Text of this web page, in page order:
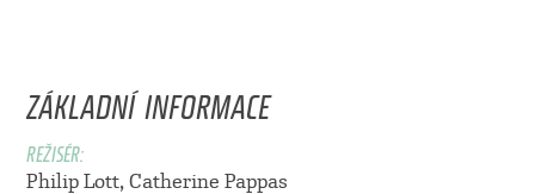
ZÁKLADNÍ INFORMACE
REŽISÉR:
Philip Lott, Catherine Pappas